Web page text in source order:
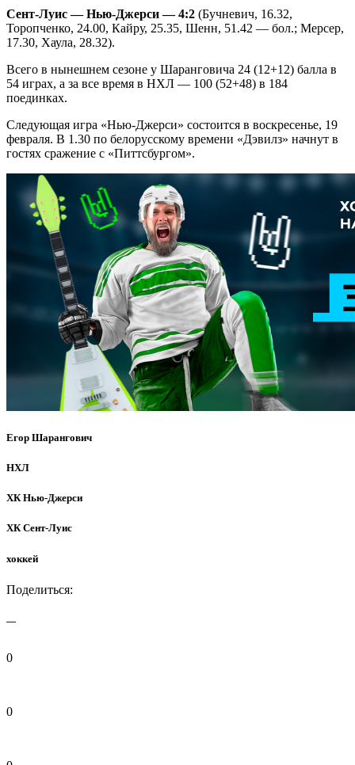
Сент-Луис — Нью-Джерси — 4:2 (Бучневич, 16.32,
Торопченко, 24.00, Кайру, 25.35, Шенн, 51.42 — бол.; Мерсер,
17.30, Хаула, 28.32).
Всего в нынешнем сезоне у Шаранговича 24 (12+12) балла в
54 играх, а за все время в НХЛ — 100 (52+48) в 184
поединках.
Следующая игра «Нью-Джерси» состоится в воскресенье, 19
февраля. В 1.30 по белорусскому времени «Дэвилз» начнут в
гостях сражение с «Питтсбургом».
Егор Шарангович
НХЛ
ХК Нью-Джерси
ХК Сент-Луис
хоккей
Поделиться:
0
0